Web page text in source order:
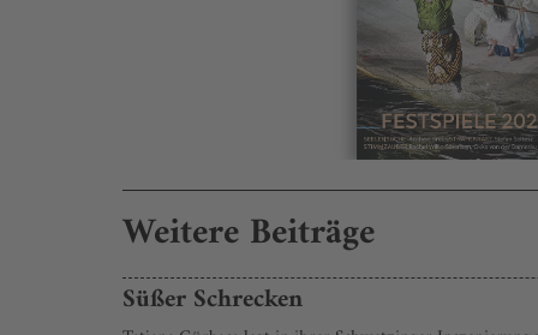
Weitere Beiträge
Süßer Schrecken